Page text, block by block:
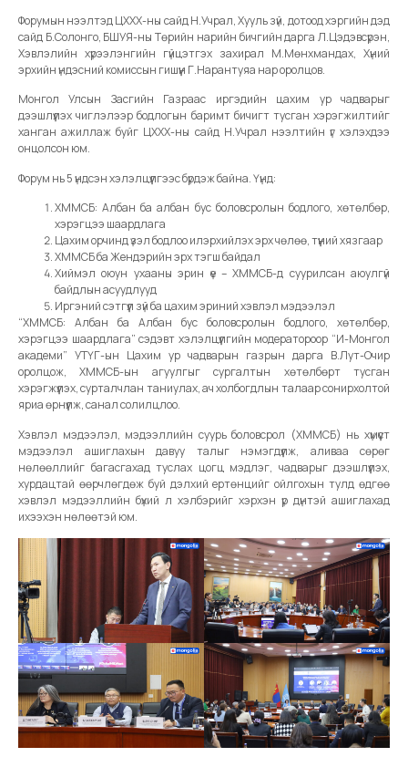
Форумын нээлтэд ЦХХХ-ны сайд Н.Учрал, Хууль зүй, дотоод хэргийн дэд
сайд Б.Солонго, БШУЯ-ны Төрийн нарийн бичгийн дарга Л.Цэдэвсүрэн,
Хэвлэлийн хүрээлэнгийн гүйцэтгэх захирал М.Мөнхмандах, Хүний
эрхийн үндэсний комиссын гишүүн Г.Нарантуяа нар оролцов.
Монгол Улсын Засгийн Газраас иргэдийн цахим ур чадварыг
дээшлүүлэх чиглэлээр бодлогын баримт бичигт тусган хэрэгжилтийг
ханган ажиллаж буйг ЦХХХ-ны сайд Н.Учрал нээлтийн үг хэлэхдээ
онцолсон юм.
Форум нь 5 үндсэн хэлэлцүүлгээс бүрдэж байна. Үүнд:
ХММСБ: Албан ба албан бус боловсролын бодлого, хөтөлбөр,
хэрэгцээ шаардлага
Цахим орчинд үзэл бодлоо илэрхийлэх эрх чөлөө, түүний хязгаар
ХММСБ ба Жендэрийн эрх тэгш байдал
Хиймэл оюун ухааны эрин үе – ХММСБ-д суурилсан аюулгүй
байдлын асуудлууд
Иргэний сэтгүүл зүй ба цахим эриний хэвлэл мэдээлэл
“ХММСБ: Албан ба Албан бус боловсролын бодлого, хөтөлбөр,
хэрэгцээ шаардлага” сэдэвт хэлэлцүүлгийн модератороор “И-Монгол
академи” УТҮГ-ын Цахим ур чадварын газрын дарга В.Лут-Очир
оролцож, ХММСБ-ын агуулгыг сургалтын хөтөлбөрт тусган
хэрэгжүүлэх, сурталчлан таниулах, ач холбогдлын талаар сонирхолтой
яриа өрнүүлж, санал солилцлоо.
Хэвлэл мэдээлэл, мэдээллийн суурь боловсрол (ХММСБ) нь хүмүүст
мэдээлэл ашиглахын давуу талыг нэмэгдүүлж, аливаа сөрөг
нөлөөллийг багасгахад туслах цогц мэдлэг, чадварыг дээшлүүлэх,
хурдацтай өөрчлөгдөж буй дэлхий ертөнцийг ойлгохын тулд өдгөө
хэвлэл мэдээллийн бүхий л хэлбэрийг хэрхэн үр дүнтэй ашиглахад
ихээхэн нөлөөтэй юм.